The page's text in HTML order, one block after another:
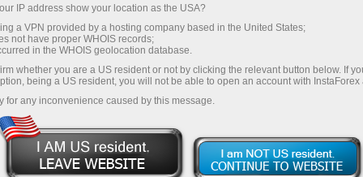
เปิดบัญชีเดโม่
กลับสู่บทความวิเคราะห์
IP address show your location as the USA?
a VPN provided by a hosting company based in the United States;
not have proper WHOIS records;
in the WHOIS geolocation database.
whether you are a US resident or not by clicking the relevant button below. If
being a US resident, you will not be able to open an account with InstaForex
for any inconvenience caused by this message.